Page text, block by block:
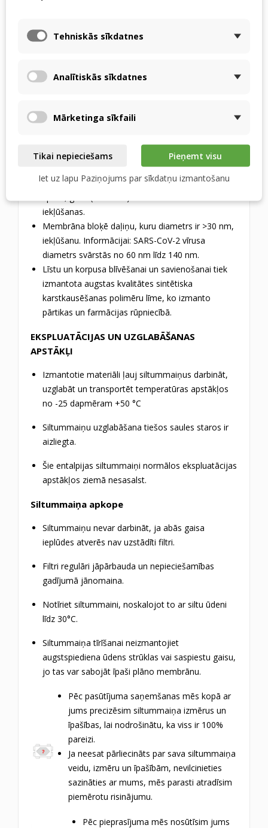
skābēm, sārmiem un sāļiem. Šis pārklājums ir
siltummaiņa darbības laikā.
Membrāna ir izturīga pret plīsumiem un
Membrānai ir lieliska izturība pret apkārtējās vides
ietekmi un temperatūras svārstībām no -25 °C līdz
Membrāna nodrošina zemu noplūdi (<1%).
Pateicoties membrānas struktūrai, tā aizsargā
telpas no SARS-CoV-2 vīrusa, baktēriju, pelējuma
iekļūšanas.
Membrāna bloķē daļiņu, kuru diametrs ir >30 nm,
iekļūšanu. Informācijai: SARS-CoV-2 vīrusa
diametrs svārstās no 60 nm līdz 140 nm.
Līstu un korpusa blīvēšanai un savienošanai tiek
izmantota augstas kvalitātes sintētiska
karstkausēšanas polimēru līme, ko izmanto
pārtikas un farmācijas rūpniecībā.
EKSPLUATĀCIJAS UN UZGLABĀŠANAS
APSTĀKĻI
Izmantotie materiāli ļauj siltummaiņus darbināt,
uzglabāt un transportēt temperatūras apstākļos
no -25 dapmēram +50 °C
Siltummaiņu uzglabāšana tiešos saules staros ir
aizliegta.
Šie entalpijas siltummaiņi normālos ekspluatācijas
apstākļos ziemā nesasalst.
Siltummaiņa apkope
Siltummaiņu nevar darbināt, ja abās gaisa
ieplūdes atverēs nav uzstādīti filtri.
Filtri regulāri jāpārbauda un nepieciešamības
gadījumā jānomaina.
Notīriet siltummaini, noskalojot to ar siltu ūdeni
līdz 30°C.
Siltummaiņa tīrīšanai neizmantojiet
augstspiediena ūdens strūklas vai saspiestu gaisu,
jo tas var sabojāt īpaši plāno membrānu.
Pēc pasūtījuma saņemšanas mēs kopā ar
jums precizēsim siltummaiņa izmērus un
īpašības, lai nodrošinātu, ka viss ir 100%
pareizi.
Ja neesat pārliecināts par sava siltummaiņa
veidu, izmēru un īpašībām, nevilcinieties
sazināties ar mums, mēs parasti atradīsim
piemērotu risinājumu.
Pēc pieprasījuma mēs nosūtīsim jums
Tehniskās sīkdatnes
Analītiskās sīkdatnes
Mārketinga sīkfaili
Tikai nepieciešams
Pieņemt visu
Iet uz lapu Paziņojums par sīkdatņu izmantošanu